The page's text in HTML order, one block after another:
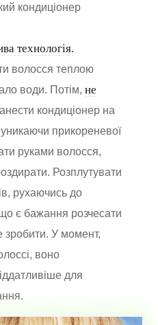
кондиціонер
технологія.
волосся теплою
води. Потім, не
кондиціонер на
прикореневої
руками волосся,
Розплутувати
рухаючись до
є бажання розчесати
У момент,
воно
для